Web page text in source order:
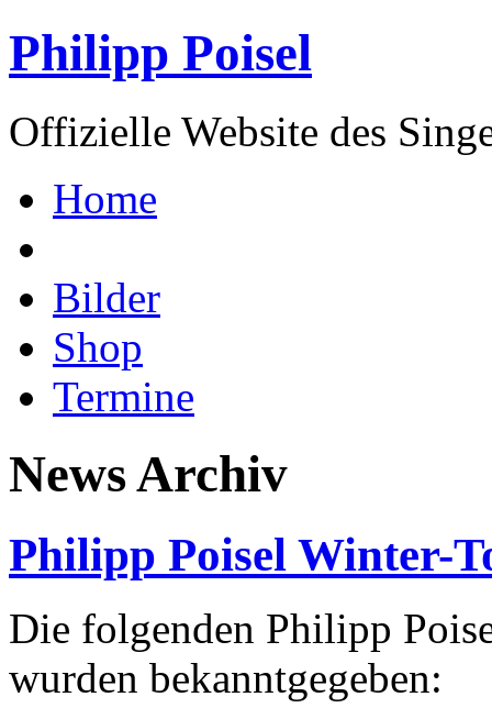
Philipp Poisel
Offizielle Website des
Home
Bilder
Shop
Termine
News Archiv
Philipp Poisel Winter-
Die folgenden Philipp
wurden bekanntgegeben: